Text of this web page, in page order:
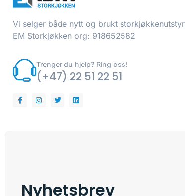
Vi selger både nytt og brukt storkjøkkenutstyr
EM Storkjøkken org: 918652582
Trenger du hjelp? Ring oss!
(+47) 22 51 22 51
Nyhetsbrev